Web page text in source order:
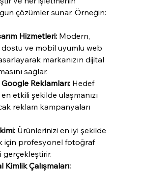
çözümler sunar. Örneğin:
Hizmetleri: Modern,
dostu ve mobil uyumlu web
markanızın dijital
sağlar.
Reklamları: Hedef
etkili şekilde ulaşmanızı
reklam kampanyaları
Ürünlerinizi en iyi şekilde
için profesyonel fotoğraf
gerçekleştirir.
Kimlik Çalışmaları: